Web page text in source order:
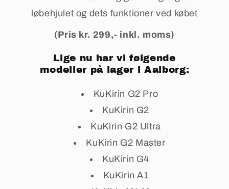
løbehjulet og dets funktioner ved købet
(Pris kr. 299,- inkl. moms)
Lige nu har vi følgende
modeller på lager i Aalborg:
KuKirin G2 Pro
KuKirin G2
KuKirin G2 Ultra
KuKirin G2 Master
KuKirin G4
KuKirin A1